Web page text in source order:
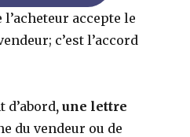
accepte le
c’est l’accord
d’abord, une lettre
du vendeur ou de